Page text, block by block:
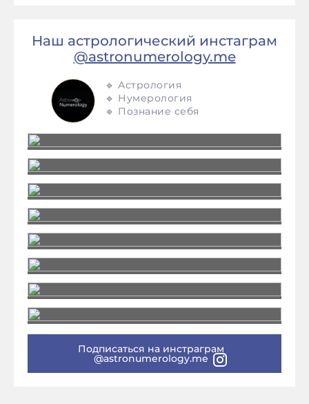
Наш астрологический инстаграм
@astronumerology.me
🔹 Астрология
🔹 Нумерология
🔹 Познание себя
Подписаться на инстраграм
@astronumerology.me